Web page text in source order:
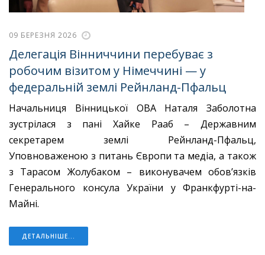
09 БЕРЕЗНЯ 2026
Делегація Вінниччини перебуває з
робочим візитом у Німеччині — у
федеральній землі Рейнланд-Пфальц
Начальниця Вінницької ОВА Наталя Заболотна
зустрілася з пані Хайке Рааб – Державним
секретарем землі Рейнланд-Пфальц,
Уповноваженою з питань Європи та медіа, а також
з Тарасом Жолубаком – виконувачем обов’язків
Генерального консула України у Франкфурті-на-
Майні.
ДЕТАЛЬНІШЕ...